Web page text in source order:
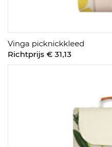
Vinga picknickkleed
Richtprijs € 31,13